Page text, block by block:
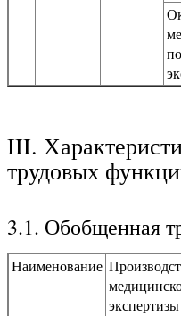
III.
трудовых
3.1. Обобщенная
Наименование
экспертизы